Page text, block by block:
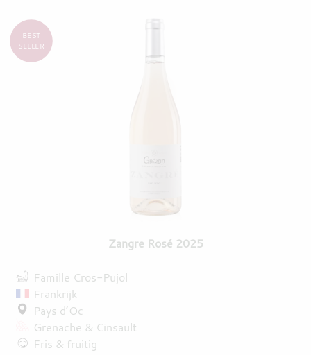
Zangre Rosé 2025
BEST
SELLER
Famille Cros-Pujol
Frankrijk
Pays d’Oc
Grenache
Cinsault
Fris & fruitig